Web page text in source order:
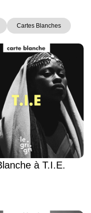
Cartes Blanches
à T.I.E.
Page